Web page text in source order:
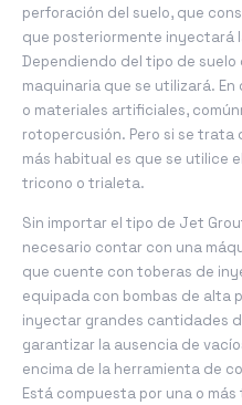
perforación del suelo, que
que posteriormente inyectará
Dependiendo del tipo de
maquinaria que se utilizará.
o materiales artificiales,
rotopercusión. Pero si se trata
más habitual es que se utilice
tricono o trialeta.
Sin importar el tipo de Jet
necesario contar con una
que cuente con toberas de
equipada con bombas de alta
inyectar grandes cantidades
garantizar la ausencia de
encima de la herramienta de
Está compuesta por una o